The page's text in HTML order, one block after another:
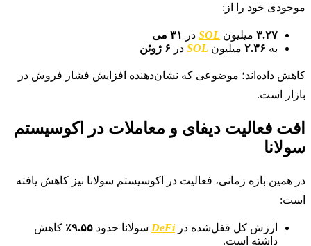
موجودی خود را از:
۳.۲۷ میلیون SOL در
به ۲.۳۶ میلیون SOL در
کاهش داده‌اند؛ موضوعی که نشان‌دهنده افزایش فشار فروش در
بازار است.
افت فعالیت دیفای و معاملات در اکوسیستم
سولانا
در همین بازه زمانی، فعالیت در اکوسیستم سولانا نیز کاهش یافته
است:
ارزش کل قفل‌شده درDeFi سولانا حدود ۹.۵۵٪
کاهش
داشته است.